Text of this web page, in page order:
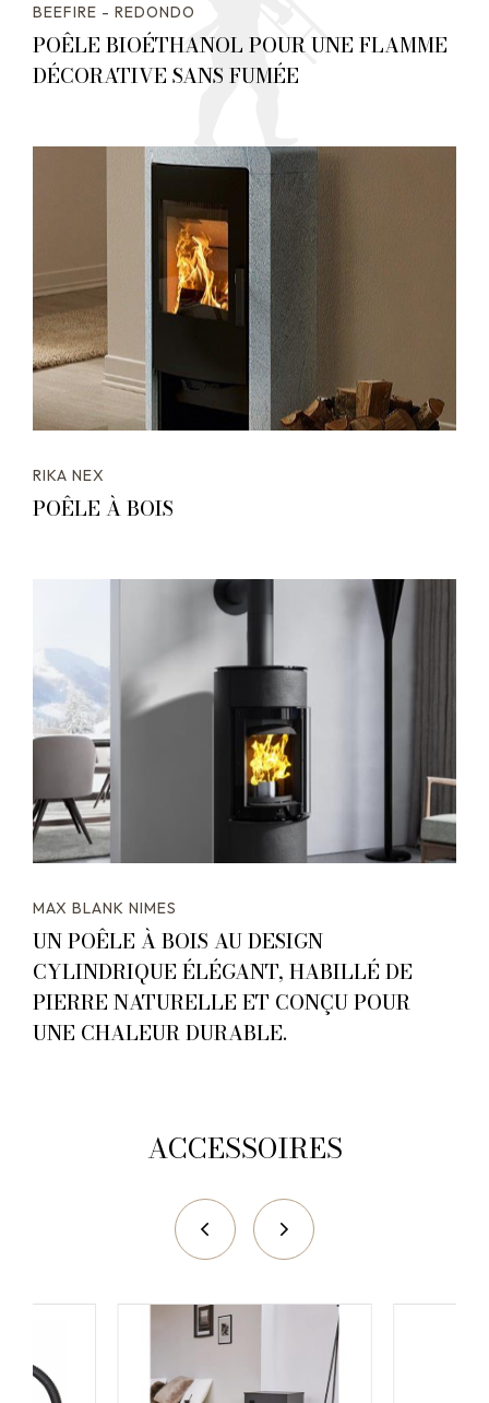
BEEFIRE - REDONDO
POÊLE BIOÉTHANOL POUR UNE FLAMME
DÉCORATIVE SANS FUMÉE
RIKA NEX
POÊLE À BOIS
MAX BLANK NIMES
UN POÊLE À BOIS AU DESIGN
CYLINDRIQUE ÉLÉGANT, HABILLÉ DE
PIERRE NATURELLE ET CONÇU POUR
UNE CHALEUR DURABLE.
ACCESSOIRES